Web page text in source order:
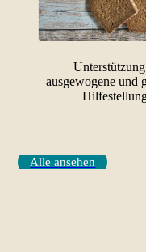
ausgewogene und
Alle ansehen